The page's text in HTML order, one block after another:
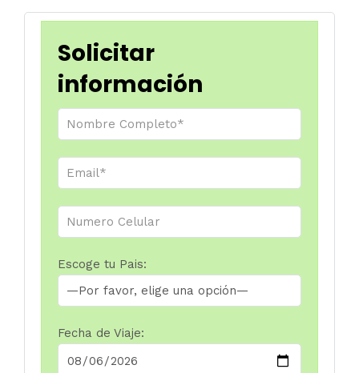
Solicitar
información
Escoge tu Pais:
Fecha de Viaje: